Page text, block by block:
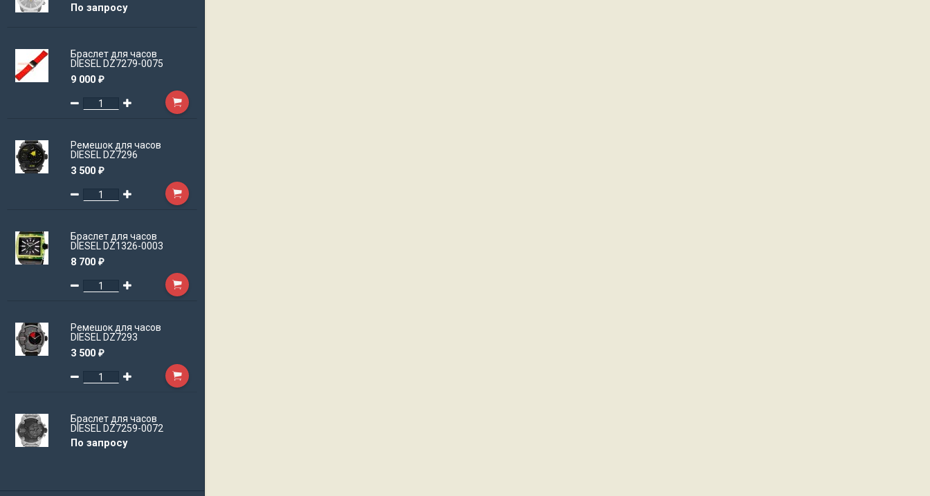
По запросу
Браслет для часов
DIESEL DZ7279-0075
9 000₽
Ремешок для часов
DIESEL DZ7296
3 500₽
Браслет для часов
DIESEL DZ1326-0003
8 700₽
Ремешок для часов
DIESEL DZ7293
3 500₽
Браслет для часов
DIESEL DZ7259-0072
По запросу